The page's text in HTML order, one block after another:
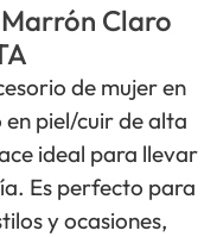
Claro
de mujer en
piel/cuir de alta
ideal para llevar
Es perfecto para
y ocasiones,